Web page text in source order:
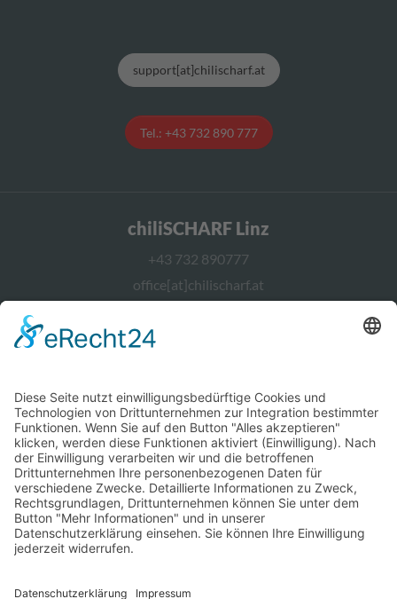
support[at]chilischarf.at
Tel.: +43 732 890 777
chiliSCHARF Linz
+43 732 890777
office[at]chilischarf.at
+43 1 2367544
office[at]chilischarf.at
chiliSCHARF Berlin
office[at]chilischarf.de